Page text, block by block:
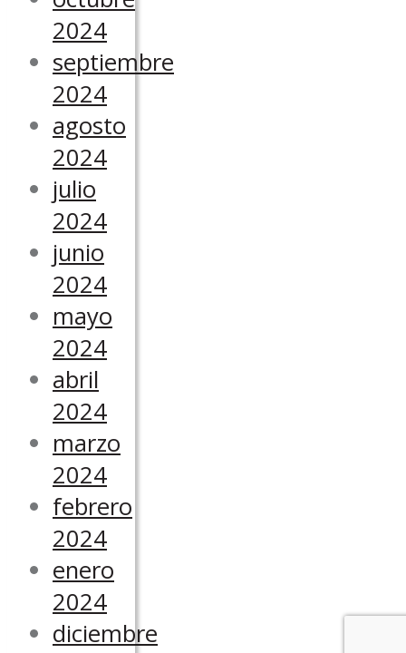
2024
septiembre
2024
agosto
2024
julio
2024
junio
2024
mayo
2024
abril
2024
marzo
2024
febrero
2024
enero
2024
diciembre